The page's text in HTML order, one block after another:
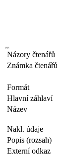
Názory čtenářů
Známka čtenářů
Formát
Hlavní záhlaví
Název
Nakl. údaje
Popis (rozsah)
Externí odkaz